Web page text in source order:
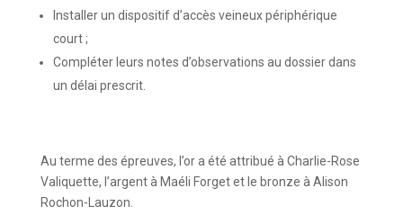
Installer un dispositif d’accès veineux périphérique
court ;
Compléter leurs notes d’observations au dossier dans
un délai prescrit.
Au terme des épreuves, l’or a été attribué à Charlie-Rose
Valiquette, l’argent à Maéli Forget et le bronze à Alison
Rochon-Lauzon.